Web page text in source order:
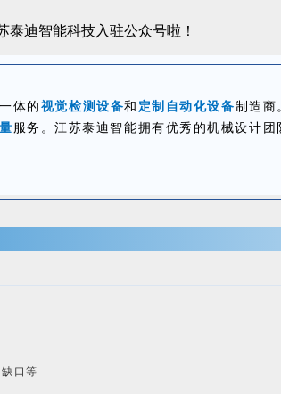
体的 视觉检测设备和 定制自动化设备制造商
服务。江苏泰迪智能拥有优秀的机械设计
口等